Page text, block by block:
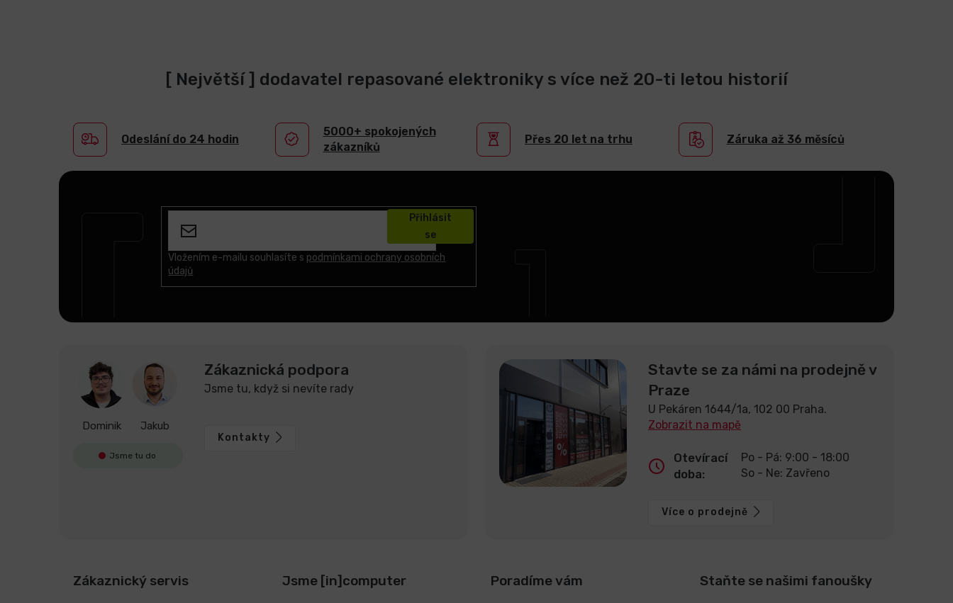
[ Největší ] dodavatel repasované elektroniky s více než 20-ti letou historií
Odeslání do 24 hodin
5000+ spokojených
zákazníků
Přes 20 let na trhu Záruka až 36 měsíců
Vložením e-mailu souhlasíte s podmínkami ochrany osobních
údajů
Přihlásit
se
Dominik Jakub
Jsme tu do
Zákaznická podpora
Jsme tu, když si nevíte rady
Kontakty
Stavte se za námi na prodejně v
Praze
U Pekáren 1644/1a, 102 00 Praha.
Zobrazit na mapě
Otevírací
doba:
Po - Pá: 9:00 - 18:00
So - Ne: Zavřeno
Více o prodejně
Zákaznický servis Jsme [in]computer Poradíme vám Staňte se našimi fanoušky